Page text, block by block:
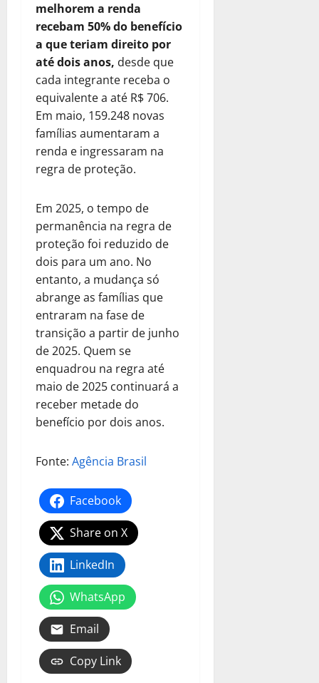
melhorem a renda
recebam 50% do benefício
a que teriam direito por
até dois anos, desde que
cada integrante receba o
equivalente a até R$ 706.
Em maio, 159.248 novas
famílias aumentaram a
renda e ingressaram na
regra de proteção.
Em 2025, o tempo de
permanência na regra de
proteção foi reduzido de
dois para um ano. No
entanto, a mudança só
abrange as famílias que
entraram na fase de
transição a partir de junho
de 2025. Quem se
enquadrou na regra até
maio de 2025 continuará a
receber metade do
benefício por dois anos.
Fonte: Agência Brasil
Facebook
Share on X
LinkedIn
WhatsApp
Email
Copy Link